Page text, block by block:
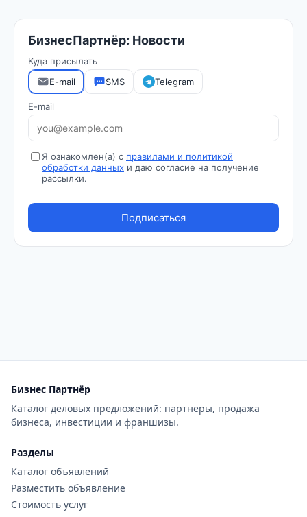
Бизнес Партнёр
Каталог деловых предложений: партнёры, продажа
бизнеса, инвестиции и франшизы.
Разделы
Каталог объявлений
Разместить объявление
Стоимость услуг